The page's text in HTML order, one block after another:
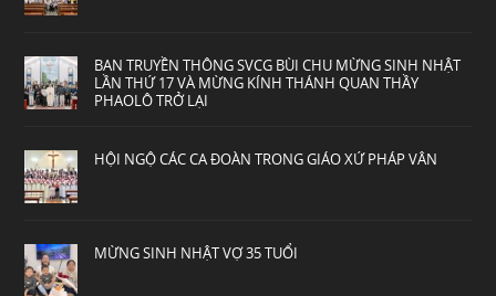
BAN TRUYỀN THÔNG SVCG BÙI CHU MỪNG SINH NHẬT
LẦN THỨ 17 VÀ MỪNG KÍNH THÁNH QUAN THẦY
PHAOLÔ TRỞ LẠI
HỘI NGỘ CÁC CA ĐOÀN TRONG GIÁO XỨ PHÁP VÂN
MỪNG SINH NHẬT VỢ 35 TUỔI